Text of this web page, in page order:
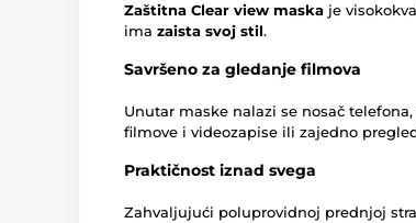
Zaštitna Clear view maska je
ima zaista svoj stil.
Savršeno za gledanje filmova
Unutar maske nalazi se nosač
filmove i videozapise ili zajedno
Praktičnost iznad svega
Zahvaljujući poluprovidnoj prednjoj